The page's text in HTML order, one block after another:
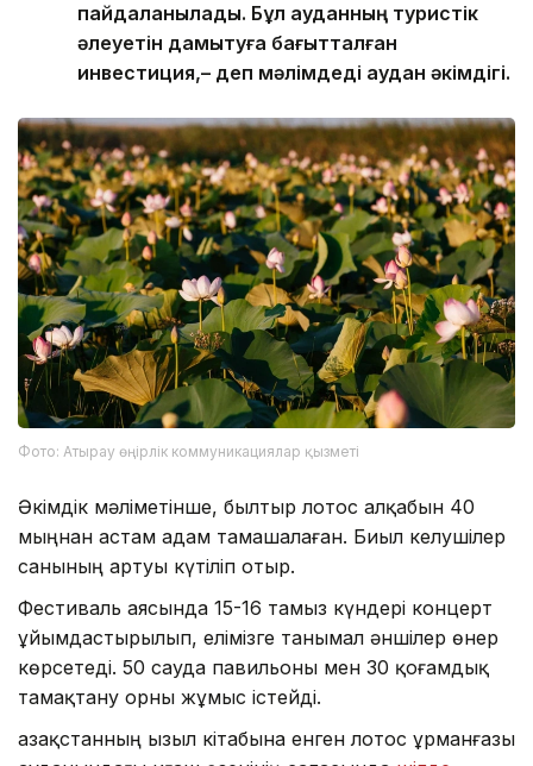
пайдаланылады. Бұл ауданның туристік
әлеуетін дамытуға бағытталған
инвестиция,– деп мәлімдеді аудан әкімдігі.
Фото: Атырау өңірлік коммуникациялар қызметі
Әкімдік мәліметінше, былтыр лотос алқабын 40
мыңнан астам адам тамашалаған. Биыл келушілер
санының артуы күтіліп отыр.
Фестиваль аясында 15-16 тамыз күндері концерт
ұйымдастырылып, елімізге танымал әншілер өнер
көрсетеді. 50 сауда павильоны мен 30 қоғамдық
тамақтану орны жұмыс істейді.
Қазақстанның Қызыл кітабына енген лотос Құрманғазы